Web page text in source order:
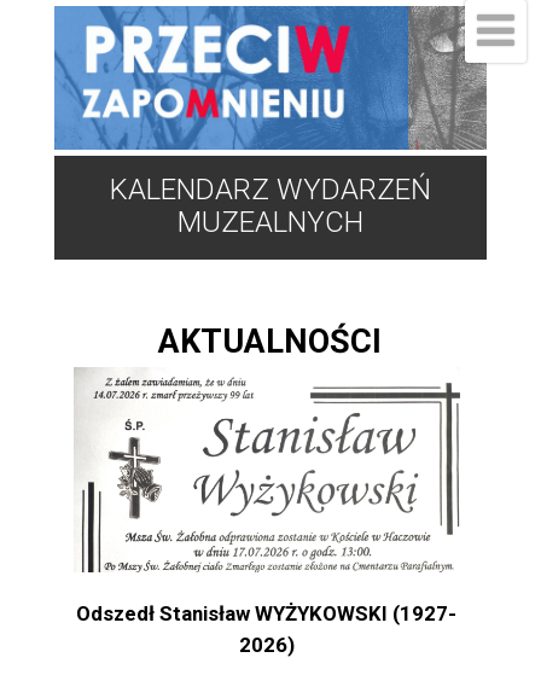
KALENDARZ WYDARZEŃ
MUZEALNYCH
AKTUALNOŚCI
Odszedł Stanisław WYŻYKOWSKI (1927-
2026)